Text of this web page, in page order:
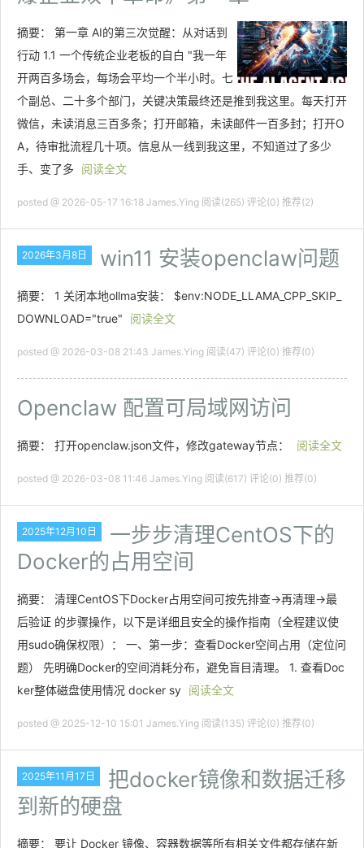
摘要： 第一章 AI的第三次觉醒：从对话到
行动 1.1 一个传统企业老板的自白 "我一年
开两百多场会，每场会平均一个半小时。七
个副总、二十多个部门，关键决策最终还是推到我这里。每天打开
微信，未读消息三百多条；打开邮箱，未读邮件一百多封；打开O
A，待审批流程几十项。信息从一线到我这里，不知道过了多少
手、变了多
阅读全文
posted @ 2026-05-17 16:18 James.Ying 阅读(265) 评论(0) 推荐(2)
2026年3月8日 win11 安装openclaw问题
摘要： 1 关闭本地ollma安装： $env:NODE_LLAMA_CPP_SKIP_
DOWNLOAD="true"
阅读全文
posted @ 2026-03-08 21:43 James.Ying 阅读(47) 评论(0) 推荐(0)
Openclaw 配置可局域网访问
摘要： 打开openclaw.json文件，修改gateway节点： 阅读全文
posted @ 2026-03-08 11:46 James.Ying 阅读(617) 评论(0) 推荐(0)
2025年12月10日
一步步清理CentOS下的
Docker的占用空间
摘要： 清理CentOS下Docker占用空间可按先排查→再清理→最
后验证 的步骤操作，以下是详细且安全的操作指南（全程建议使
用sudo确保权限）： 一、第一步：查看Docker空间占用（定位问
题） 先明确Docker的空间消耗分布，避免盲目清理。 1. 查看Doc
ker整体磁盘使用情况 docker sy 阅读全文
posted @ 2025-12-10 15:01 James.Ying 阅读(135) 评论(0) 推荐(0)
2025年11月17日
把docker镜像和数据迁移
到新的硬盘
摘要： 要让 Docker 镜像、容器数据等所有相关文件都存储在新